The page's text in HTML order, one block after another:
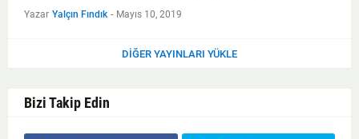
Yazar Yalçın Fındık - Mayıs 10, 2019
DIĞER YAYINLARI YÜKLE
Bizi Takip Edin